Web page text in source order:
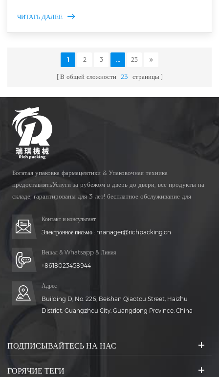
ЧИТАТЬ ДАЛЕЕ
1 2 3 ... 23
В общей сложности 23 страницы
Богатая упаковка фармацевтики & Упаковочная техника
предоставлятьУслуги за рубежом в дверь до двери, все продукты на
складе, гарантированы для 3 лет! бесплатное обслуживание для
Контакт и консультант
Электронное письмо : manager@richpacking.cn
Вешал & Whatsapp & Линия
+8618023458944
Адрес
Building D, No. 226, Beishan Qiaotou Street, Haizhu
District, Guangzhou City, Guangdong Province, China
ПОДПИСЫВАЙТЕСЬ НА НАС
ГОРЯЧИЕ ТЕГИ